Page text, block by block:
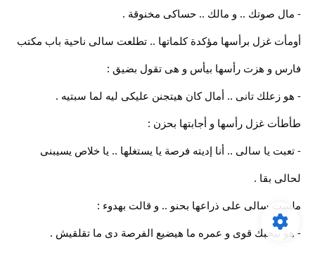
- مال صوتك .. و مالك .. حساكى مخنوقة .
أومأت غزل برأسها مؤكدة كلماتها .. تطلعت سالى ناحية باب مكتب
فارس و هزت رأسها بيأس و هى تقول بضيق :
- هو زعلك تانى .. أمال كان هيتجنن عليكى ليه لما سبتيه .
طأطأت غزل رأسها و أجابتها بحزن :
- تعبت يا سالى .. أنا إديته فرصة يا يستغلها .. يا خلاص يسيبنى
لحالى بقا .
ملست سالى على ذراعها بحنو .. و قالت بهدوء :
- هو بيحبك قوى و عمره ما هيضيع الفرصة دى ما تقلقيش .